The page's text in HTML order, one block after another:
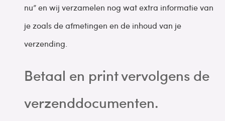
nu” en wij verzamelen nog wat extra informatie van
je zoals de afmetingen en de inhoud van je
verzending.
Betaal en print vervolgens de
verzenddocumenten.